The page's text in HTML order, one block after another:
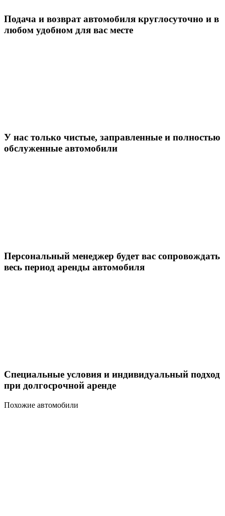
Подача и возврат автомобиля круглосуточно и в
любом удобном для вас месте
У нас только чистые, заправленные и полностью
обслуженные автомобили
Персональный менеджер будет вас сопровождать
весь период аренды автомобиля
Специальные условия и индивидуальный подход
при долгосрочной аренде
Похожие автомобили